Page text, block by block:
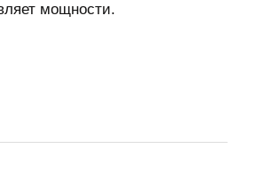
мощности.